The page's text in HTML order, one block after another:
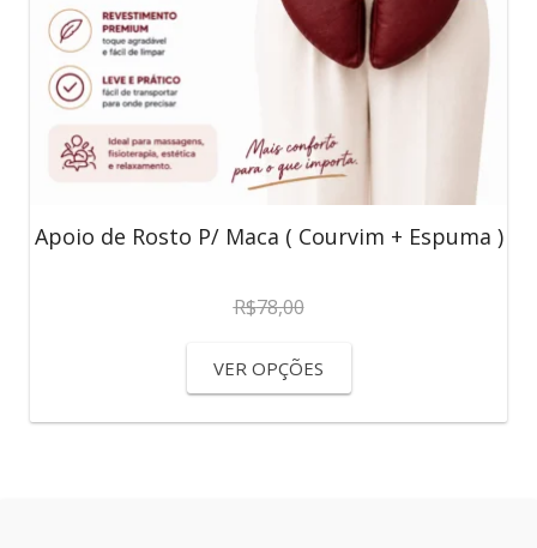
Apoio de Rosto P/ Maca ( Courvim + Espuma )
R$78,00
VER OPÇÕES